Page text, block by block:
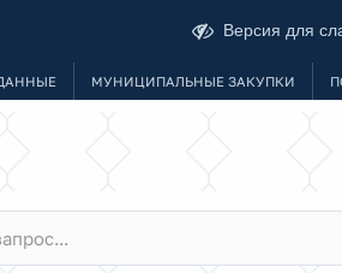
Версия для
МУНИЦИПАЛЬНЫЕ ЗАКУПКИ